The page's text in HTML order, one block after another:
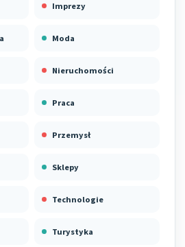
Imprezy
Moda
Nieruchomości
Praca
Przemysł
Sklepy
Technologie
Turystyka